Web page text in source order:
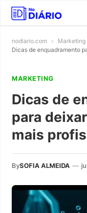
nodiario.com » Marketing
Dicas de enquadramento
MARKETING
Dicas de
para
mais
BySOFIA ALMEIDA —